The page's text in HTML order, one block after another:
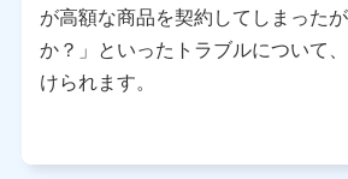
ご契約・ご利用などに関する情報。例と
会社NTTドコモが提供する各種サービス
用履歴インターネット利用時の行動に関
ーション利用時の行動に関する情報、購
当社又は株式会社NTTドコモが提供す
が高額な商品を契約してしまった
か？」といったトラブルについて
けられます。